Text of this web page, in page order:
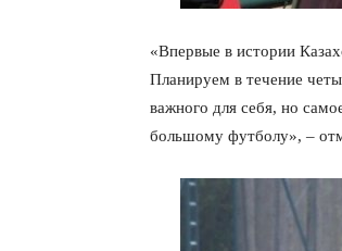
«Впервые в истории
Планируем в течение
важного для себя, но
большому футболу», –